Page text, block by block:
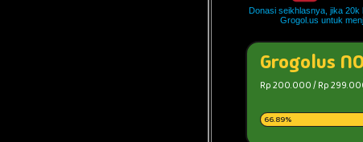
Donasi seikhlasnya, jika
Grogol.us untuk